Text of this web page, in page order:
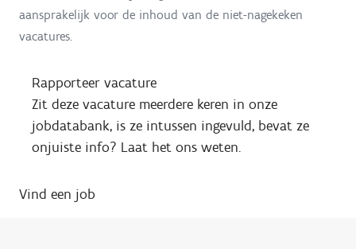
aansprakelijk voor de inhoud van de niet-nagekeken
vacatures.
Rapporteer vacature
Zit deze vacature meerdere keren in onze
jobdatabank, is ze intussen ingevuld, bevat ze
onjuiste info? Laat het ons weten.
Vind een job